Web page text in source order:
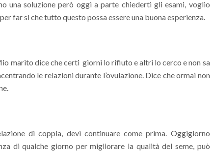
una soluzione però oggi a parte chiederti gli esami, voglio
far si che tutto questo possa essere una buona esperienza.
marito dice che certi giorni lo rifiuto e altri lo cerco e non sa
le relazioni durante l’ovulazione. Dice che ormai non
di coppia, devi continuare come prima. Oggigiorno
di qualche giorno per migliorare la qualità del seme, può